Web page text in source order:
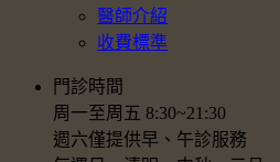
醫師介紹
收費標準
門診時間
周一至周五 8:30~21:30
週六僅提供早、午診服務